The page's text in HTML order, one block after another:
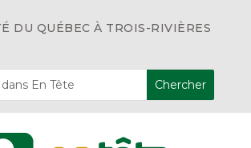
DU QUÉBEC À TROIS-RIVIÈRES